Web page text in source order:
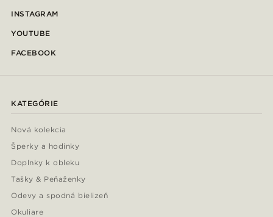
INSTAGRAM
YOUTUBE
FACEBOOK
KATEGÓRIE
Nová kolekcia
Šperky a hodinky
Doplnky k obleku
Tašky & Peňaženky
Odevy a spodná bielizeň
Okuliare